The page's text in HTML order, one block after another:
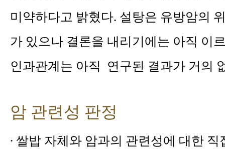
미약하다고 밝혔다. 설탕은 유방암의
가 있으나 결론을 내리기에는 아직 이
인과관계는 아직 연구된 결과가 거의
암 관련성 판정
∙ 쌀밥 자체와 암과의 관련성에 대한